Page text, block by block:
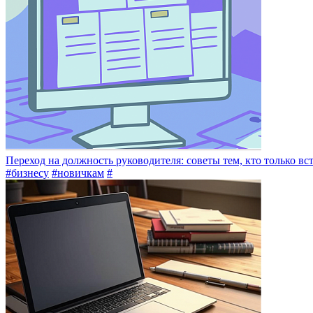
Переход на должность руководителя: советы тем, кто только
#бизнесу #новичкам #